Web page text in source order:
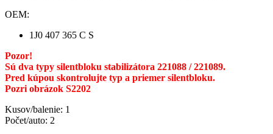
OEM:
1J0 407 365 C S
Pozor!
Sú dva typy silentbloku stabilizátora 221088 / 221089.
Pred kúpou skontrolujte typ a priemer silentbloku.
Pozri obrázok S2202
Kusov/balenie: 1
Počet/auto: 2